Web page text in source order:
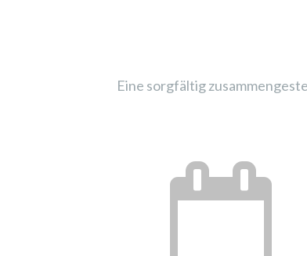
Eine sorgfältig